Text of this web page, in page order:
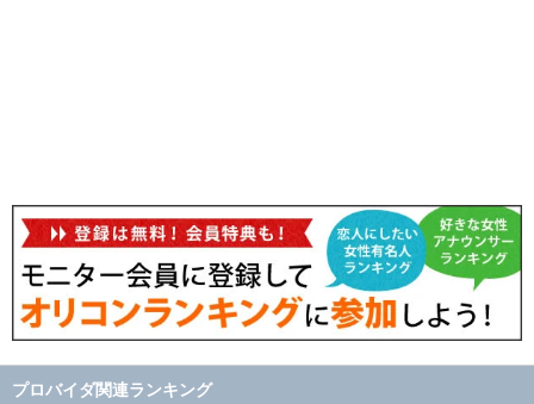
プロバイダ関連ランキング